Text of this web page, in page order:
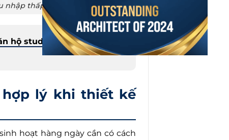
nhập thấp hoặc tầm trung
hộ studio là gìđể có
hợp lý khi thiết kế
hoạt hàng ngày cần có cách